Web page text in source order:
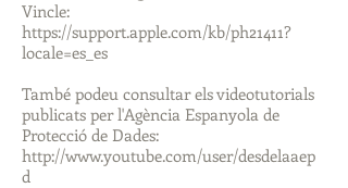
Vincle:
https://support.apple.com/kb/ph21411?
locale=es_es
També podeu consultar els videotutorials
publicats per l'Agència Espanyola de
Protecció de Dades:
http://www.youtube.com/user/desdelaaep
d